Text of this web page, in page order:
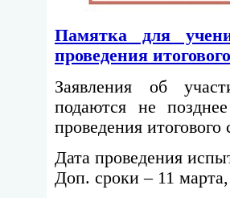
Памятка для
проведения
Заявления об
подаются не
проведения итогового
Дата проведения
Доп. сроки – 11